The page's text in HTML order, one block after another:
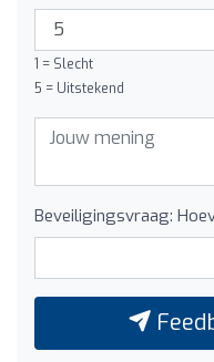
1 = Slecht
5 = Uitstekend
Beveiligingsvraag: